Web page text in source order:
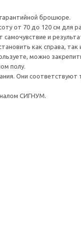
брошюре.
от 70 до 120 см для
и
как справа, так
можно
полу.
Они соответствуют
СИГНУМ.